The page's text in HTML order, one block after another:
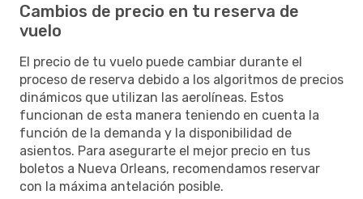
Cambios de precio en tu reserva de
vuelo
El precio de tu vuelo puede cambiar durante el
proceso de reserva debido a los algoritmos de precios
dinámicos que utilizan las aerolíneas. Estos
funcionan de esta manera teniendo en cuenta la
función de la demanda y la disponibilidad de
asientos. Para asegurarte el mejor precio en tus
boletos a Nueva Orleans, recomendamos reservar
con la máxima antelación posible.